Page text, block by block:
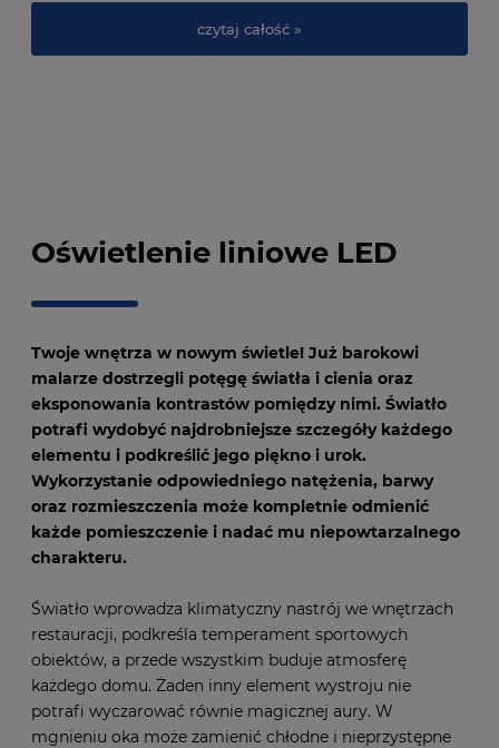
czytaj całość »
Oświetlenie liniowe LED
Twoje wnętrza w nowym świetle! Już barokowi
malarze dostrzegli potęgę światła i cienia oraz
eksponowania kontrastów pomiędzy nimi. Światło
potrafi wydobyć najdrobniejsze szczegóły każdego
elementu i podkreślić jego piękno i urok.
Wykorzystanie odpowiedniego natężenia, barwy
oraz rozmieszczenia może kompletnie odmienić
każde pomieszczenie i nadać mu niepowtarzalnego
charakteru.
Światło wprowadza klimatyczny nastrój we wnętrzach
restauracji, podkreśla temperament sportowych
obiektów, a przede wszystkim buduje atmosferę
każdego domu. Żaden inny element wystroju nie
potrafi wyczarować równie magicznej aury. W
mgnieniu oka może zamienić chłodne i nieprzystępne